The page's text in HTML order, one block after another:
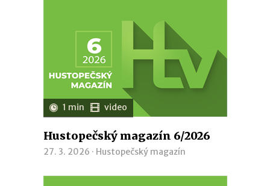
1 min video
Hustopečský magazín 6/2026
27. 3. 2026 · Hustopečský magazín